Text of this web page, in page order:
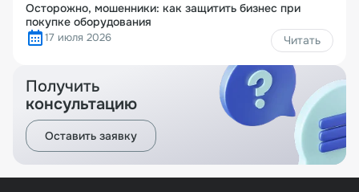
Осторожно, мошенники: как защитить бизнес при
покупке оборудования
17 июля 2026 Читать
Получить
консультацию
Оставить заявку